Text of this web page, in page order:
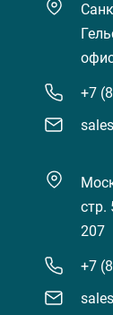
+7
стр.
207
+7